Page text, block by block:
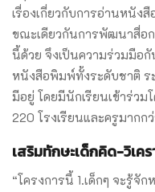
เรื่องเกี่ยวกับการอ่านหนั
ขณะเดียวกันการพัฒนาสื่อ
นี้ด้วย จึงเป็นความร่วมมือ
หนังสือพิมพ์ทั้งระดับชาติ
มีอยู่ โดยมีนักเรียนเข้าร่วม
220 โรงเรียนและครูมาก
เสริมทักษะเด็กคิด-วิเค
“โครงการนี้ 1.เด็กๆ จะรู้จั